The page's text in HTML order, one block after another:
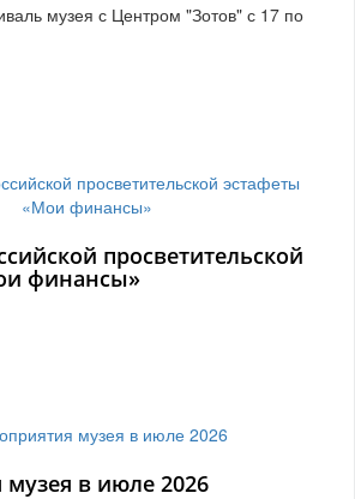
музея с Центром "Зотов" с 17 по
просветительской
финансы»
в июле 2026